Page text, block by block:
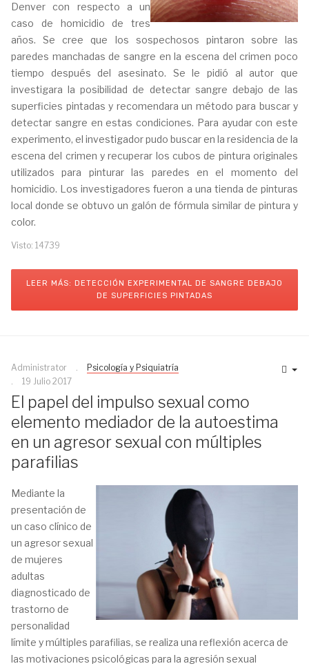
Denver con respecto a un
caso de homicidio de tres
años. Se cree que los sospechosos pintaron sobre las
paredes manchadas de sangre en la escena del crimen poco
tiempo después del asesinato. Se le pidió al autor que
investigara la posibilidad de detectar sangre debajo de las
superficies pintadas y recomendara un método para buscar y
detectar sangre en estas condiciones. Para ayudar con este
experimento, el investigador pudo buscar en la residencia de la
escena del crimen y recuperar los cubos de pintura originales
utilizados para pinturar las paredes en el momento del
homicidio. Los investigadores fueron a una tienda de pinturas
local donde se obtuvo un galón de fórmula similar de pintura y
color.
Visto: 14739
LEER MÁS: DETECCIÓN EXPERIMENTAL DE SANGRE DEBAJO
DE SUPERFICIES PINTADAS
Administrator
Psicología y Psiquiatría
19 Julio 2017
El papel del impulso sexual como
elemento mediador de la autoestima
en un agresor sexual con múltiples
parafilias
Mediante la
presentación de
un caso clínico de
un agresor sexual
de mujeres
adultas
diagnosticado de
trastorno de
personalidad
límite y múltiples parafilias, se realiza una reflexión acerca de
las motivaciones psicológicas para la agresión sexual